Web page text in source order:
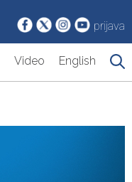
prijava
Video English